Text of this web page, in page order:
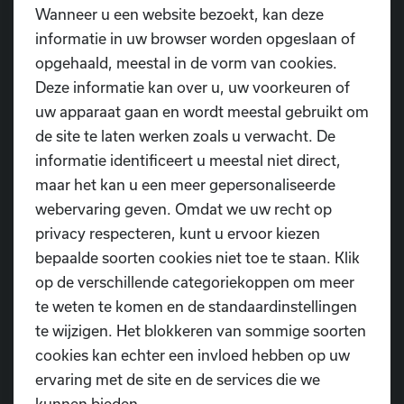
RANDANIMATIE
Tijdens de bovenstaande uren kan je bij ons terecht
voor nog diverse activiteiten:
Maak kennis met onze dansschool door de
geschiedenisroute doorheen onze eigen locatie te
volgen.
Kom onsDiopperkeproeven in onze D.I.O.P-bar.
Dit biertje werd gebrouwen ter ere van ons 15-jarig
bestaan en de opening van ons eigen gebouw.
Dekinderfuifopzaterdagnamiddagis een must
voor kids die houden van zich uitleven op muziek.
Wanneer u een website bezoekt, kan deze
informatie in uw browser worden opgeslaan of
opgehaald, meestal in de vorm van cookies.
Deze informatie kan over u, uw voorkeuren of
uw apparaat gaan en wordt meestal gebruikt om
de site te laten werken zoals u verwacht. De
informatie identificeert u meestal niet direct,
maar het kan u een meer gepersonaliseerde
webervaring geven. Omdat we uw recht op
privacy respecteren, kunt u ervoor kiezen
bepaalde soorten cookies niet toe te staan. Klik
op de verschillende categoriekoppen om meer
te weten te komen en de standaardinstellingen
te wijzigen. Het blokkeren van sommige soorten
cookies kan echter een invloed hebben op uw
ervaring met de site en de services die we